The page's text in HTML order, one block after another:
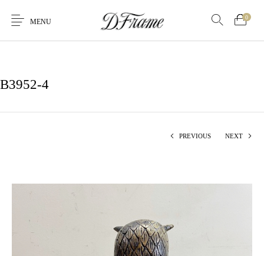
MENU
0
B3952-4
PREVIOUS NEXT